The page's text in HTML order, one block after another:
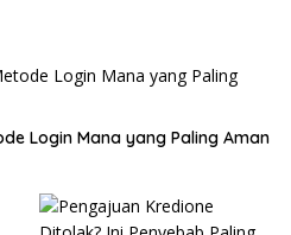
Login Mana yang Paling Aman